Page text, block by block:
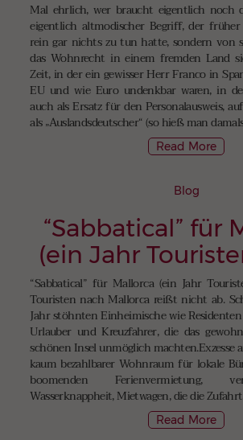
Mal ehrlich, wer braucht eigentlich noch
eigentlich altmodischer Begriff, der
rein gar nichts zu tun hatte, sondern von
das Wohnrecht in einem fremden Land
Zeit, in der ein gewisser Herr Franco in
EU und wie Euro undenkbar waren, in
auch als Ersatz für den Personalausweis,
als „Auslandsdeutscher“ (so hieß man
Read More
Blog
“Sabbatical” für
(ein Jahr
“Sabbatical” für Mallorca (ein Jahr
Touristen nach Mallorca reißt nicht ab.
Jahr stöhnten Einheimische wie
Urlauber und Kreuzfahrer, die das
schönen Insel unmöglich machten.Exzesse
kaum bezahlbarer Wohnraum für lokale
boomenden Ferienvermietung,
Wasserknappheit, Mietwagen, die die
Read More